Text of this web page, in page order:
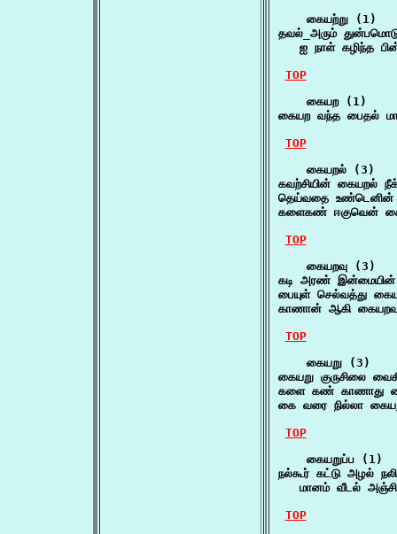
    கையற்று (1)
தவல்_அரும்
ஐ நாள் கழிந்த
TOP
    கையற (1)
கையற வந்த பைதல்
TOP
    கையறல் (3)
கவற்சியின் கையறல்
தெய்வதை
களைகண் ஈகுவென்
TOP
    கையறவு (3)
கடி அரண்
பையுள் செல்வத்து
காணான் ஆகி
TOP
    கையறு (3)
கையறு குருசிலை
களை கண் காணாது
கை வரை நில்லா
TOP
    கையறுப்ப (1)
நல்கூர் கட்டு அழல்
மானம் வீடல்
TOP